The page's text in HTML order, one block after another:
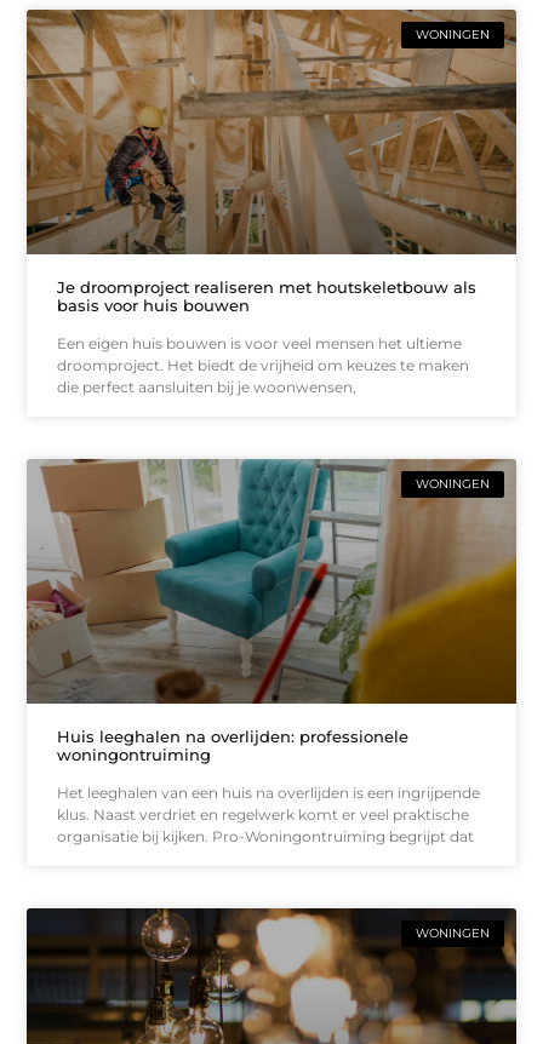
WONINGEN
Je droomproject realiseren met houtskeletbouw als
basis voor huis bouwen
Een eigen huis bouwen is voor veel mensen het ultieme
droomproject. Het biedt de vrijheid om keuzes te maken
die perfect aansluiten bij je woonwensen,
WONINGEN
Huis leeghalen na overlijden: professionele
woningontruiming
Het leeghalen van een huis na overlijden is een ingrijpende
klus. Naast verdriet en regelwerk komt er veel praktische
organisatie bij kijken. Pro-Woningontruiming begrijpt dat
WONINGEN